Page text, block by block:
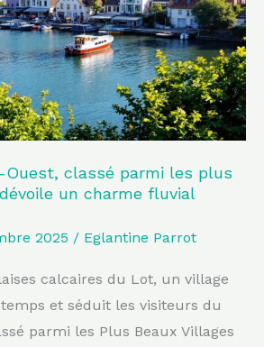
Ouest, classé parmi les plus
un charme fluvial
2025 / Eglantine Parrot
calcaires du Lot, un village
et séduit les visiteurs du
parmi les Plus Beaux Villages